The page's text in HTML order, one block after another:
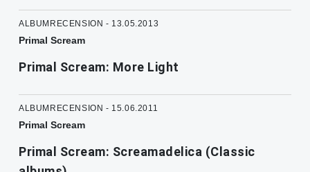
ALBUMRECENSION - 13.05.2013
Primal Scream
Primal Scream: More Light
ALBUMRECENSION - 15.06.2011
Primal Scream
Primal Scream: Screamadelica (Classic